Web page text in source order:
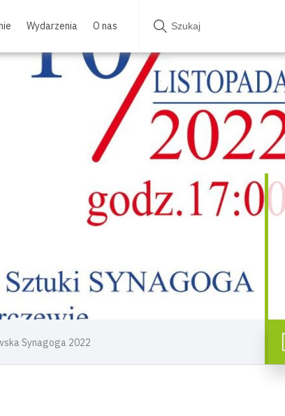
Wydarzenia O nas
Synagoga 2022